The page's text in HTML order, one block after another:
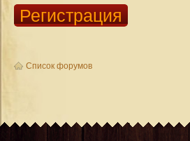
Регистрация
Список форумов